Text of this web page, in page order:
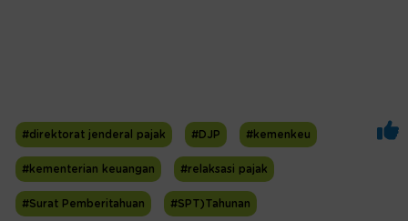
#direktorat jenderal pajak #DJP #kemenkeu
#kementerian keuangan #relaksasi pajak
#Surat Pemberitahuan #SPT)Tahunan